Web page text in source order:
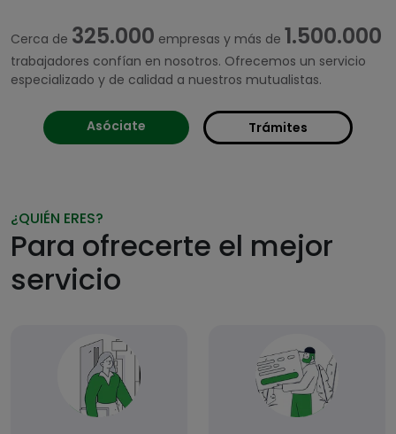
Cerca de 325.000 empresas y más de 1.500.000
trabajadores confían en nosotros. Ofrecemos un servicio
especializado y de calidad a nuestros mutualistas.
Asóciate Trámites
¿QUIÉN ERES?
Para ofrecerte el mejor
servicio